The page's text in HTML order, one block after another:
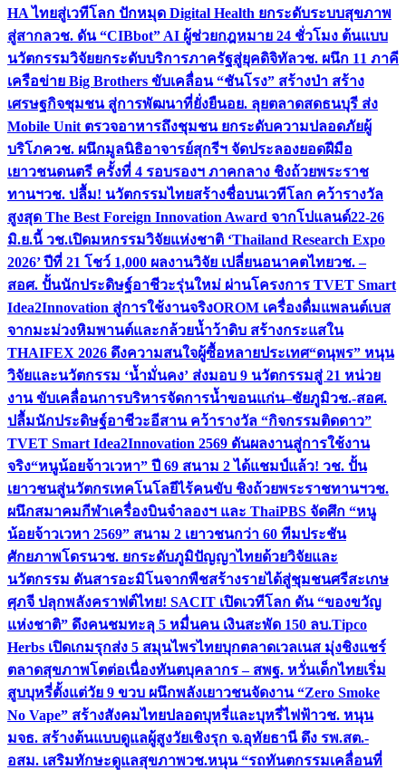
HA ไทยสู่เวทีโลก ปักหมุด Digital Health ยกระดับระบบสุขภาพ
สู่สากลวช. ดัน “CIBbot” AI ผู้ช่วยกฎหมาย 24 ชั่วโมง ต้นแบบ
นวัตกรรมวิจัยยกระดับบริการภาครัฐสู่ยุคดิจิทัลวช. ผนึก 11 ภาคี
เครือข่าย Big Brothers ขับเคลื่อน “ชันโรง” สร้างป่า สร้าง
เศรษฐกิจชุมชน สู่การพัฒนาที่ยั่งยืนอย. ลุยตลาดสดธนบุรี ส่ง
Mobile Unit ตรวจอาหารถึงชุมชน ยกระดับความปลอดภัยผู้
บริโภควช. ผนึกมูลนิธิอาจารย์สุกรีฯ จัดประลองยอดฝีมือ
เยาวชนดนตรี ครั้งที่ 4 รอบรองฯ ภาคกลาง ชิงถ้วยพระราช
ทานฯวช. ปลื้ม! นวัตกรรมไทยสร้างชื่อบนเวทีโลก คว้ารางวัล
สูงสุด The Best Foreign Innovation Award จากโปแลนด์22-26
มิ.ย.นี้ วช.เปิดมหกรรมวิจัยแห่งชาติ ‘Thailand Research Expo
2026’ ปีที่ 21 โชว์ 1,000 ผลงานวิจัย เปลี่ยนอนาคตไทยวช. –
สอศ. ปั้นนักประดิษฐ์อาชีวะรุ่นใหม่ ผ่านโครงการ TVET Smart
Idea2Innovation สู่การใช้งานจริงOROM เครื่องดื่มแพลนต์เบส
จากมะม่วงหิมพานต์และกล้วยน้ำว้าดิบ สร้างกระแสใน
THAIFEX 2026 ดึงความสนใจผู้ซื้อหลายประเทศ“ดนุพร” หนุน
วิจัยและนวัตกรรม ‘น้ำมั่นคง’ ส่งมอบ 9 นวัตกรรมสู่ 21 หน่วย
งาน ขับเคลื่อนการบริหารจัดการน้ำขอนแก่น–ชัยภูมิวช.-สอศ.
ปลื้มนักประดิษฐ์อาชีวะอีสาน คว้ารางวัล “กิจกรรมติดดาว”
TVET Smart Idea2Innovation 2569 ดันผลงานสู่การใช้งาน
จริง“หนูน้อยจ้าวเวหา” ปี 69 สนาม 2 ได้แชมป์แล้ว! วช. ปั้น
เยาวชนสู่นวัตกรเทคโนโลยีไร้คนขับ ชิงถ้วยพระราชทานฯวช.
ผนึกสมาคมกีฬาเครื่องบินจำลองฯ และ ThaiPBS จัดศึก “หนู
น้อยจ้าวเวหา 2569” สนาม 2 เยาวชนกว่า 60 ทีมประชัน
ศักยภาพโดรนวช. ยกระดับภูมิปัญญาไทยด้วยวิจัยและ
นวัตกรรม ดันสารอะมิโนจากพืชสร้างรายได้สู่ชุมชนศรีสะเกษ
ศุภจี ปลุกพลังคราฟต์ไทย! SACIT เปิดเวทีโลก ดัน “ของขวัญ
แห่งชาติ” ดึงคนชมทะลุ 5 หมื่นคน เงินสะพัด 150 ลบ.Tipco
Herbs เปิดเกมรุกส่ง 5 สมุนไพรไทยบุกตลาดเวลเนส มุ่งชิงแชร์
ตลาดสุขภาพโตต่อเนื่องทันตบุคลากร – สพฐ. หวั่นเด็กไทยเริ่ม
สูบบุหรี่ตั้งแต่วัย 9 ขวบ ผนึกพลังเยาวชนจัดงาน “Zero Smoke
No Vape” สร้างสังคมไทยปลอดบุหรี่และบุหรี่ไฟฟ้าวช. หนุน
มจธ. สร้างต้นแบบดูแลผู้สูงวัยเชิงรุก จ.อุทัยธานี ดึง รพ.สต.-
อสม. เสริมทักษะดูแลสุขภาพวช.หนุน “รถทันตกรรมเคลื่อนที่